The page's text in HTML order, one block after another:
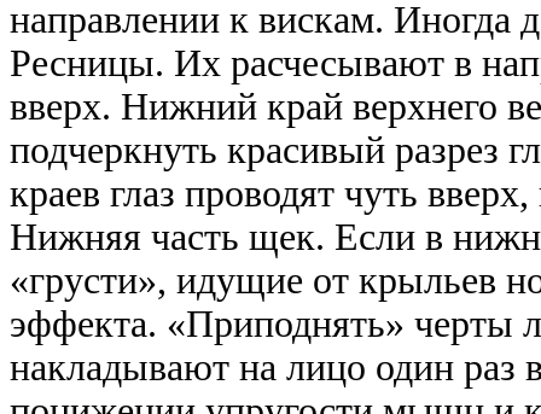
направлении к вискам. Иногда
Ресницы. Их расчесывают в
вверх. Нижний край верхнего
подчеркнуть красивый разрез
краев глаз проводят чуть
Нижняя часть щек. Если в
«грусти», идущие от крыльев
эффекта. «Приподнять» черты
накладывают на лицо один раз